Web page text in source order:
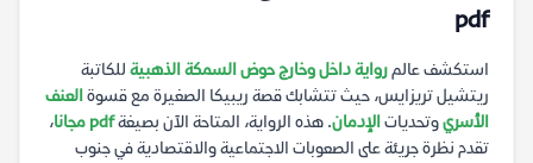
pdf
استكشف عالمرواية داخل وخارج حوض السمكة الذهبية للكاتبة
ريتشيل تريزايس، حيث تتشابك قصة ريبيكا الصغيرة مع قسوةالعنف
الأسريوتحدياتالإدمان. هذه الرواية، المتاحة الآن بصيغةpdf مجانا
،
تقدم نظرة جريئة على الصعوبات الاجتماعية والاقتصادية في جنوب